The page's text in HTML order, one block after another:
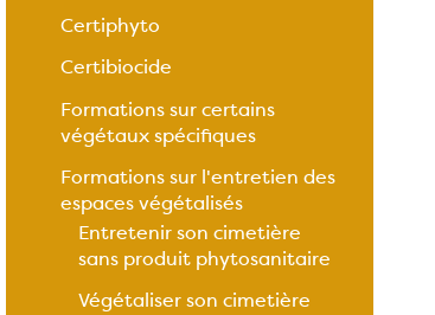
Certiphyto
Certibiocide
Formations sur certains
végétaux spécifiques
Formations sur l'entretien des
espaces végétalisés
Entretenir son cimetière
sans produit phytosanitaire
Végétaliser son cimetière